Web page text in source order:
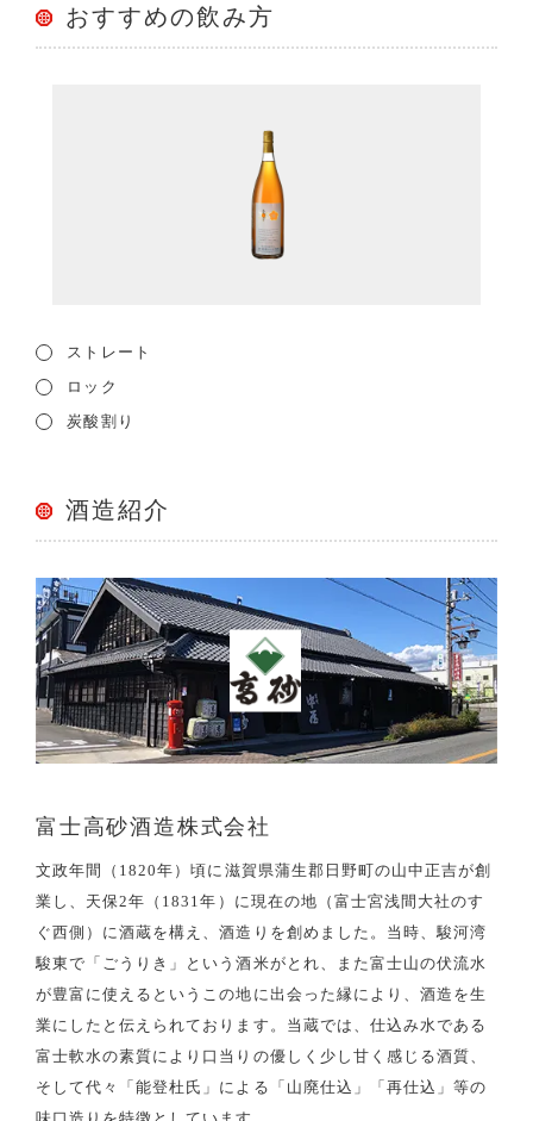
おすすめの飲み方
ストレート
ロック
炭酸割り
酒造紹介
富士高砂酒造株式会社
文政年間（1820年）頃に滋賀県蒲生郡日野町の山中正吉が創
業し、天保2年（1831年）に現在の地（富士宮浅間大社のす
ぐ西側）に酒蔵を構え、酒造りを創めました。当時、駿河湾
駿東で「ごうりき」という酒米がとれ、また富士山の伏流水
が豊富に使えるというこの地に出会った縁により、酒造を生
業にしたと伝えられております。当蔵では、仕込み水である
富士軟水の素質により口当りの優しく少し甘く感じる酒質、
そして代々「能登杜氏」による「山廃仕込」「再仕込」等の
味口造りを特徴としています。